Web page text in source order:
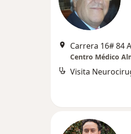
Carrera 16# 84
Centro Médico
Visita